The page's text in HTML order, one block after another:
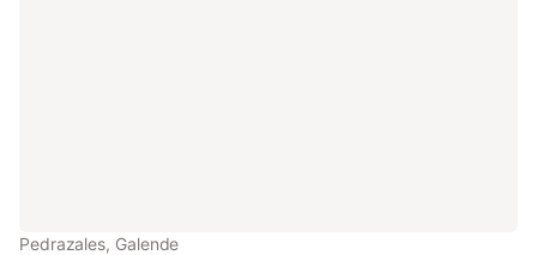
Pedrazales, Galende